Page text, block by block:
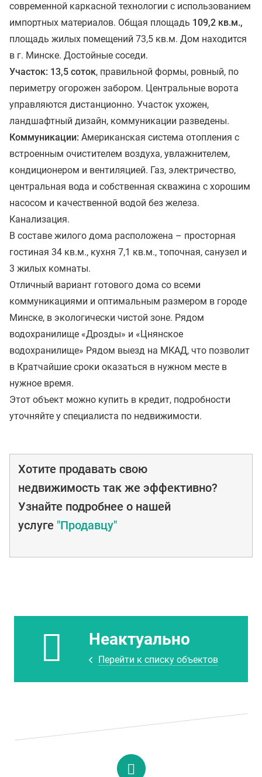
современной каркасной технологии с использованием
импортных материалов. Общая площадь 109,2 кв.м.,
площадь жилых помещений 73,5 кв.м. Дом находится
в г. Минске. Достойные соседи.
Участок: 13,5 соток, правильной формы, ровный, по
периметру огорожен забором. Центральные ворота
управляются дистанционно. Участок ухожен,
ландшафтный дизайн, коммуникации разведены.
Коммуникации: Американская система отопления с
встроенным очистителем воздуха, увлажнителем,
кондиционером и вентиляцией. Газ, электричество,
центральная вода и собственная скважина с хорошим
насосом и качественной водой без железа.
Канализация.
В составе жилого дома расположена – просторная
гостиная 34 кв.м., кухня 7,1 кв.м., топочная, санузел и
3 жилых комнаты.
Отличный вариант готового дома со всеми
коммуникациями и оптимальным размером в городе
Минске, в экологически чистой зоне. Рядом
водохранилище «Дрозды» и «Цнянское
водохранилище» Рядом выезд на МКАД, что позволит
в Кратчайшие сроки оказаться в нужном месте в
нужное время.
Этот объект можно купить в кредит, подробности
уточняйте у специалиста по недвижимости.
Хотите продавать свою
недвижимость так же эффективно?
Узнайте подробнее о нашей
услуге "Продавцу"
Неактуально
Перейти к списку объектов